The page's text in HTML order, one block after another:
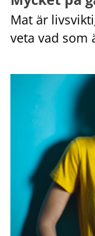
Mat är
veta vad som